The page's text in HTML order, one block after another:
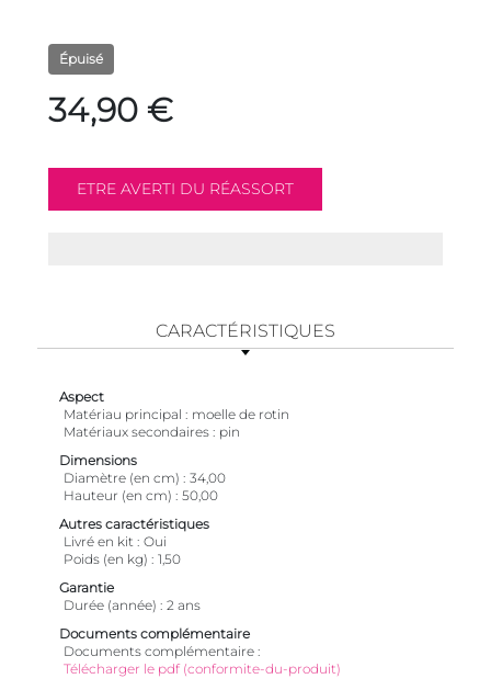
Épuisé
34,90 €
CARACTÉRISTIQUES
Aspect
Matériau principal
moelle de rotin
Matériaux secondaires
pin
Dimensions
Diamètre (en cm)
34,00
Hauteur (en cm)
50,00
Autres caractéristiques
Livré en kit Oui
Poids (en kg)
1,50
Garantie
Durée (année)
2 ans
Documents complémentaire
Documents complémentaire
Télécharger le pdf (conformite-du-produit)